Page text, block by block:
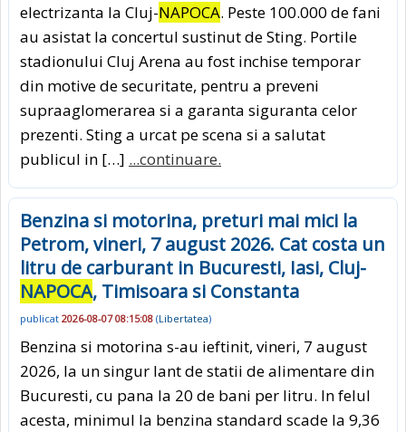
electrizanta la Cluj-NAPOCA. Peste 100.000 de fani
au asistat la concertul sustinut de Sting. Portile
stadionului Cluj Arena au fost inchise temporar
din motive de securitate, pentru a preveni
supraaglomerarea si a garanta siguranta celor
prezenti. Sting a urcat pe scena si a salutat
publicul in […] ...continuare.
Benzina si motorina, preturi mai mici la
Petrom, vineri, 7 august 2026. Cat costa un
litru de carburant in Bucuresti, Iasi, Cluj-
NAPOCA, Timisoara si Constanta
publicat 2026-08-07 08:15:08 (Libertatea)
Benzina si motorina s-au ieftinit, vineri, 7 august
2026, la un singur lant de statii de alimentare din
Bucuresti, cu pana la 20 de bani per litru. In felul
acesta, minimul la benzina standard scade la 9,36